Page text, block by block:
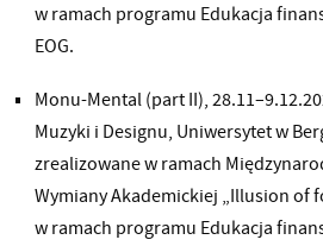
w ramach programu Edukacja
EOG.
Monu-Mental (part II),
Muzyki i Designu, Uniwersytet w
zrealizowane w ramach
Wymiany Akademickiej „Illusion of
w ramach programu Edukacja